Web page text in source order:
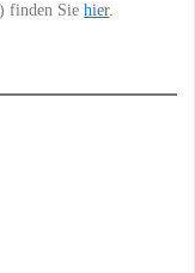
finden Siehier.